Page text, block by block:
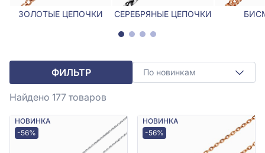
ЗОЛОТЫЕ ЦЕПОЧКИ СЕРЕБРЯНЫЕ ЦЕПОЧКИ
ФИЛЬТР По новинкам
Найдено 177 товаров
НОВИНКА
-56%
НОВИНКА
-56%